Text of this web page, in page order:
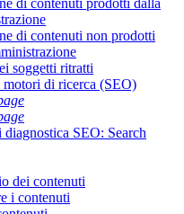
di contenuti prodotti dalla
di contenuti non prodotti
soggetti ritratti
di ricerca (SEO)
SEO: Search
dei contenuti
i contenuti